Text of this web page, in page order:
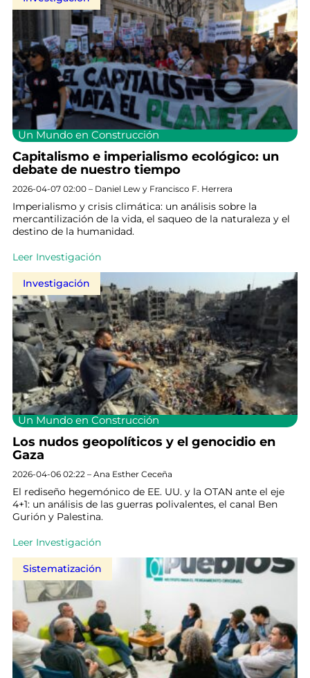
Un Mundo en Construcción
Capitalismo e imperialismo ecológico: un
debate de nuestro tiempo
2026-04-07 02:00 – Daniel Lew y Francisco F. Herrera
Imperialismo y crisis climática: un análisis sobre la
mercantilización de la vida, el saqueo de la naturaleza y el
destino de la humanidad.
Leer Investigación
Investigación
Un Mundo en Construcción
Los nudos geopolíticos y el genocidio en
Gaza
2026-04-06 02:22 – Ana Esther Ceceña
El rediseño hegemónico de EE. UU. y la OTAN ante el eje
4+1: un análisis de las guerras polivalentes, el canal Ben
Gurión y Palestina.
Leer Investigación
Sistematización